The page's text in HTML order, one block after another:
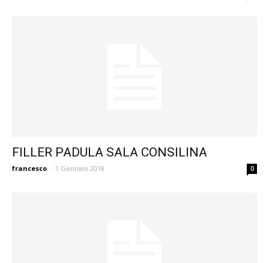
FILLER PADULA SALA CONSILINA
francesco - 1 Gennaio 2018 0